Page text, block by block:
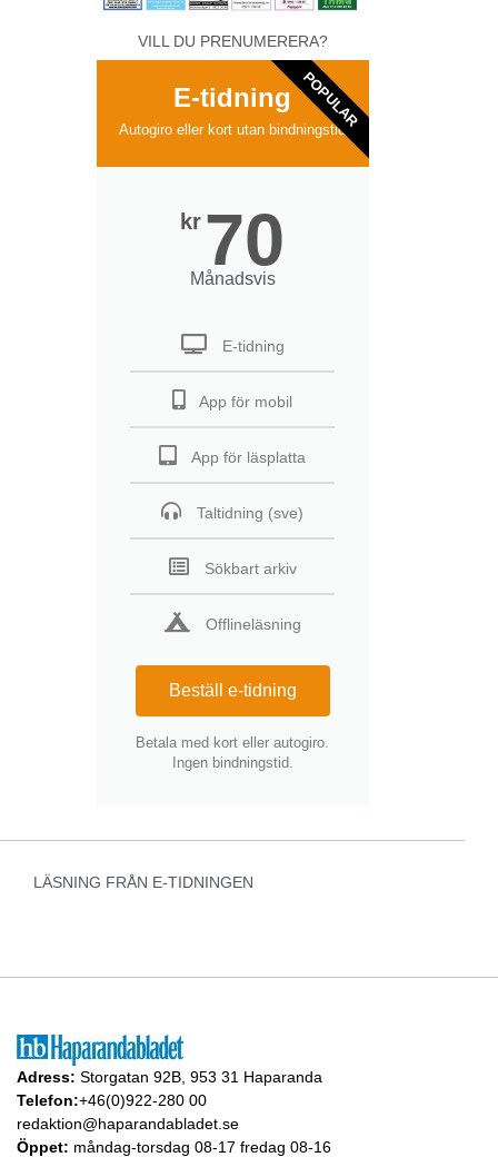
VILL DU PRENUMERERA?
E-tidning
Autogiro eller kort utan bindningstid
kr 70
Månadsvis
E-tidning
App för mobil
App för läsplatta
Taltidning (sve)
Sökbart arkiv
Offlineläsning
Beställ e-tidning
Betala med kort eller autogiro.
Ingen bindningstid.
POPULAR
LÄSNING FRÅN E-TIDNINGEN
Adress: Storgatan 92B, 953 31 Haparanda
Telefon:+46(0)922-280 00
redaktion@haparandabladet.se
Öppet: måndag-torsdag 08-17 fredag 08-16